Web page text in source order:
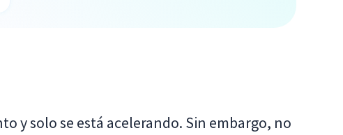
y solo se está acelerando. Sin embargo, no